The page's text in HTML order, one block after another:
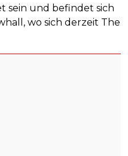
sein und befindet sich
wo sich derzeit The